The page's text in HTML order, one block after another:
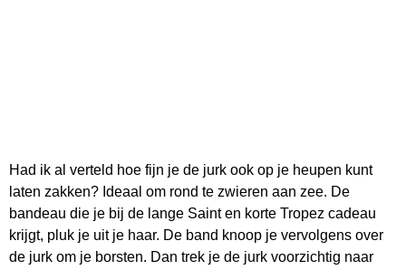
Had ik al verteld hoe fijn je de jurk ook op je heupen kunt
laten zakken? Ideaal om rond te zwieren aan zee. De
bandeau die je bij de lange Saint en korte Tropez cadeau
krijgt, pluk je uit je haar. De band knoop je vervolgens over
de jurk om je borsten. Dan trek je de jurk voorzichtig naar